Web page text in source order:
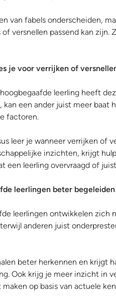
van fabels onderscheiden,
of versnellen passend kan
je voor verrijken of
leerling heeft
kan een ander juist meer baat
factoren.
leer je wanneer verrijken of
inzichten, krijgt
een leerling overvraagd of
leerlingen beter begeleiden
leerlingen ontwikkelen zich
anderen juist
beter herkennen en krijgt
Ook krijg je meer inzicht in
op basis van actuele